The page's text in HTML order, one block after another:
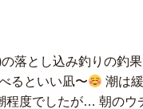
落とし込み釣りの釣
るといい凪〜
潮は緩
程度でしたが… 朝のウ